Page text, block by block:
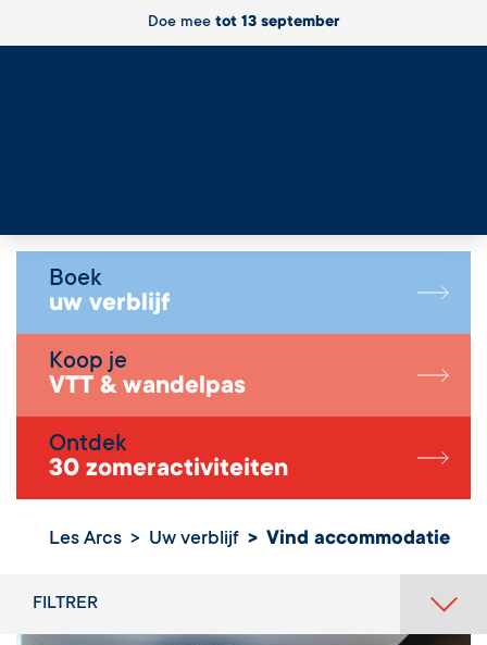
Doe mee tot 13 september
Boek
uw verblijf
Koop je
VTT & wandelpas
Ontdek
30 zomeractiviteiten
Les Arcs Uw verblijf Vind accommodatie
FILTRER